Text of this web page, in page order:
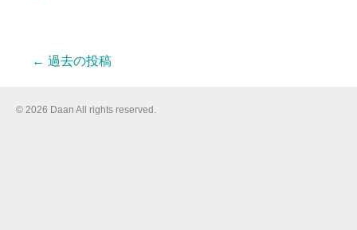
投
← 過去の投稿
© 2026 Daan All rights reserved.